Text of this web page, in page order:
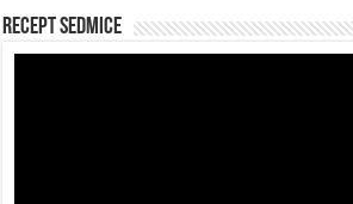
Recept sedmice